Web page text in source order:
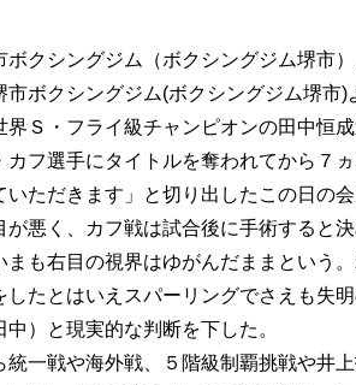
ボクシングジム（ボクシングジム堺市
市ボクシングジム(ボクシングジム堺市)
界Ｓ・フライ級チャンピオンの田中恒
カフ選手にタイトルを奪われてから７
いただきます」と切り出したこの日の
が悪く、カフ戦は試合後に手術すると
まも右目の視界はゆがんだままという
したとはいえスパーリングでさえも失
中）と現実的な判断を下した。
統一戦や海外戦、５階級制覇挑戦や井